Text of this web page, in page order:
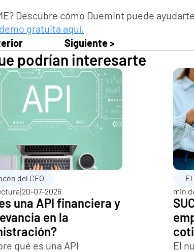
Descubre cómo Duemint puede ayudarte
gratuita aquí.
Siguiente >
podrían interesarte
del CFO
|20-07-2026
una API financiera y
en la
qué es una API
min
El